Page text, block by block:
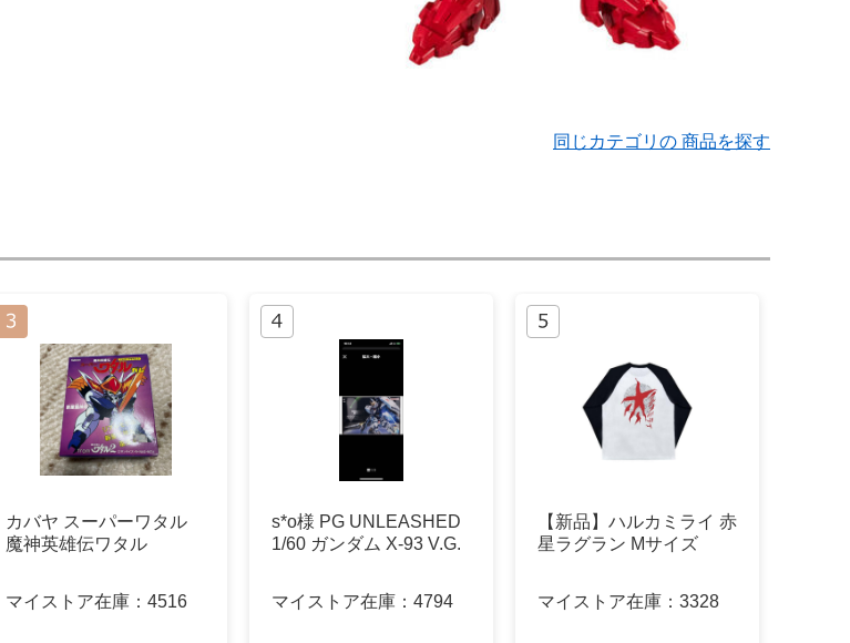
同じカテゴリの 商品を探す
カバヤ スーパーワタル
魔神英雄伝ワタル
マイストア在庫： 4516
s*o様 PG UNLEASHED
1/60 ガンダム X-93 V.G.
マイストア在庫： 4794
【新品】ハルカミライ 赤
星ラグラン Mサイズ
マイストア在庫： 3328